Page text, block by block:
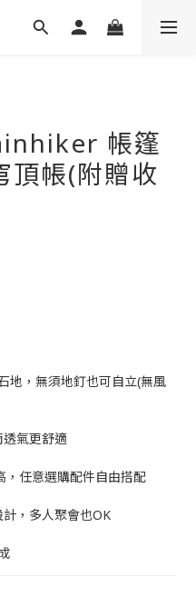
帳篷
頂帳(附贈收
地，無須地釘也可自立(無風
氣更舒適
，任意選購配件自由搭配
，多人聚會也OK